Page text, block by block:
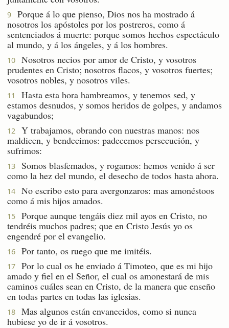
9
Porque á lo que pienso, Dios nos ha mostrado á
nosotros los apóstoles por los postreros, como á
sentenciados á muerte: porque somos hechos espectáculo
al mundo, y á los ángeles, y á los hombres.
10
Nosotros necios por amor de Cristo, y vosotros
prudentes en Cristo; nosotros flacos, y vosotros fuertes;
vosotros nobles, y nosotros viles.
11
Hasta esta hora hambreamos, y tenemos sed, y
estamos desnudos, y somos heridos de golpes, y andamos
vagabundos;
12
Y trabajamos, obrando con nuestras manos: nos
maldicen, y bendecimos: padecemos persecución, y
sufrimos:
13
Somos blasfemados, y rogamos: hemos venido á ser
como la hez del mundo, el desecho de todos hasta ahora.
14
No escribo esto para avergonzaros: mas amonéstoos
como á mis hijos amados.
15
Porque aunque tengáis diez mil ayos en Cristo, no
tendréis muchos padres; que en Cristo Jesús yo os
engendré por el evangelio.
16 Por tanto, os ruego que me imitéis.
17
Por lo cual os he enviado á Timoteo, que es mi hijo
amado y fiel en el Señor, el cual os amonestará de mis
caminos cuáles sean en Cristo, de la manera que enseño
en todas partes en todas las iglesias.
18
Mas algunos están envanecidos, como si nunca
hubiese yo de ir á vosotros.